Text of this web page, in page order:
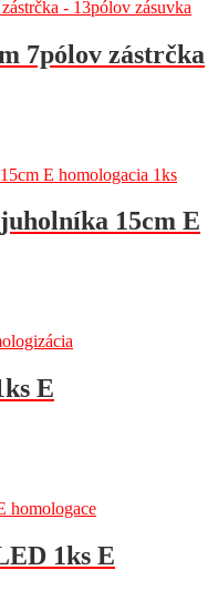
7pólov zástrčka
15cm E
E
1ks E